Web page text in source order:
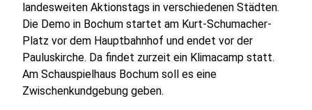
landesweiten Aktionstags in verschiedenen Städten.
Die Demo in Bochum startet am Kurt-Schumacher-
Platz vor dem Hauptbahnhof und endet vor der
Pauluskirche. Da findet zurzeit ein Klimacamp statt.
Am Schauspielhaus Bochum soll es eine
Zwischenkundgebung geben.